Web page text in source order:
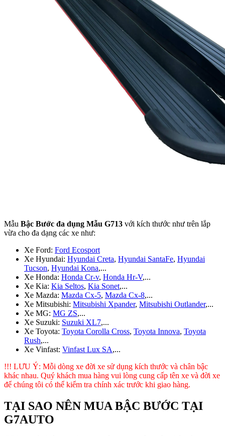
Mẫu Bậc Bước đa dụng Mẫu G713 với kích thước như trên lắp
vừa cho đa dạng các xe như:
Xe Ford: Ford Ecosport
Xe Hyundai: Hyundai Creta, Hyundai SantaFe, Hyundai
Tucson, Hyundai Kona,...
Xe Honda: Honda Cr-v, Honda Hr-V,...
Xe Kia: Kia Seltos, Kia Sonet,...
Xe Mazda: Mazda Cx-5, Mazda Cx-8,...
Xe Mitsubishi: Mitsubishi Xpander, Mitsubishi Outlander,...
Xe MG: MG ZS,...
Xe Suzuki: Suzuki XL7,...
Xe Toyota: Toyota Corolla Cross, Toyota Innova, Toyota
Rush,...
Xe Vinfast: Vinfast Lux SA,...
!!! LƯU Ý: Mỗi dòng xe đời xe sử dụng kích thước và chân bậc
khác nhau. Quý khách mua hàng vui lòng cung cấp tên xe và đời xe
để chúng tôi có thể kiểm tra chính xác trước khi giao hàng.
TẠI SAO NÊN MUA BẬC BƯỚC TẠI
G7AUTO